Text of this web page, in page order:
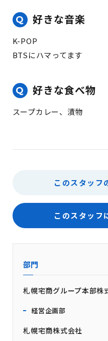
好きな音楽
K-POP
BTSにハマってます
好きな食べ物
スープカレー、漬物
このスタッフ
このスタッフ
部門
札幌宅商グループ本部株
経営企画部
札幌宅商株式会社